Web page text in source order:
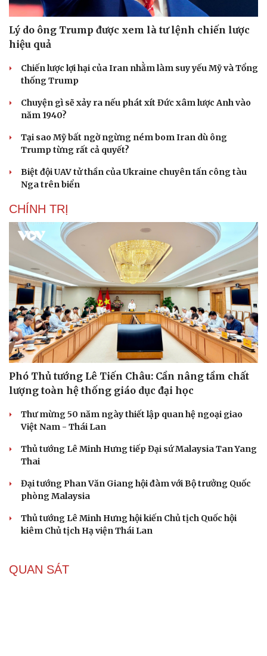
Lý do ông Trump được xem là tư lệnh chiến lược
hiệu quả
Chiến lược lợi hại của Iran nhằm làm suy yếu Mỹ và Tổng
thống Trump
Chuyện gì sẽ xảy ra nếu phát xít Đức xâm lược Anh vào
năm 1940?
Tại sao Mỹ bất ngờ ngừng ném bom Iran dù ông
Trump từng rất cả quyết?
Biệt đội UAV tử thần của Ukraine chuyên tấn công tàu
Nga trên biển
CHÍNH TRỊ
Phó Thủ tướng Lê Tiến Châu: Cần nâng tầm chất
lượng toàn hệ thống giáo dục đại học
Thư mừng 50 năm ngày thiết lập quan hệ ngoại giao
Việt Nam - Thái Lan
Thủ tướng Lê Minh Hưng tiếp Đại sứ Malaysia Tan Yang
Thai
Đại tướng Phan Văn Giang hội đàm với Bộ trưởng Quốc
phòng Malaysia
Thủ tướng Lê Minh Hưng hội kiến Chủ tịch Quốc hội
kiêm Chủ tịch Hạ viện Thái Lan
QUAN SÁT